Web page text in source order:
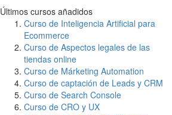
Últimos cursos añadidos
Curso de Inteligencia Artificial para
Ecommerce
Curso de Aspectos legales de las
tiendas online
Curso de Márketing Automation
Curso de captación de Leads y CRM
Curso de Search Console
Curso de CRO y UX